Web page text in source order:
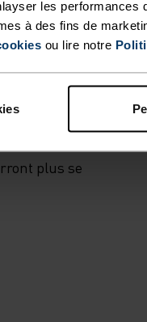
les performances
à des fins de
ou lire notre
extensible, il
jusqu’au
protège
semi-
modèle est
usine en
couleurs. Le
plus se